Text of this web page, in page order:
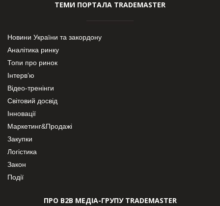
ТЕМИ ПОРТАЛА TRADEMASTER
Новини України та закордону
Аналітика ринку
Топи про ринок
Інтерв’ю
Відео-тренінги
Світовий досвід
Інновації
Маркетинг&Продажі
Закупки
Логістика
Закон
Події
ПРО В2В МЕДІА-ГРУПУ TRADEMASTER